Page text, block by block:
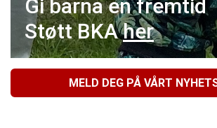
Gi barna en fremtid
Støtt BKAher
MELD DEG PÅ VÅRT